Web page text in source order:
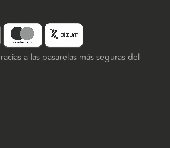
a las pasarelas más seguras del